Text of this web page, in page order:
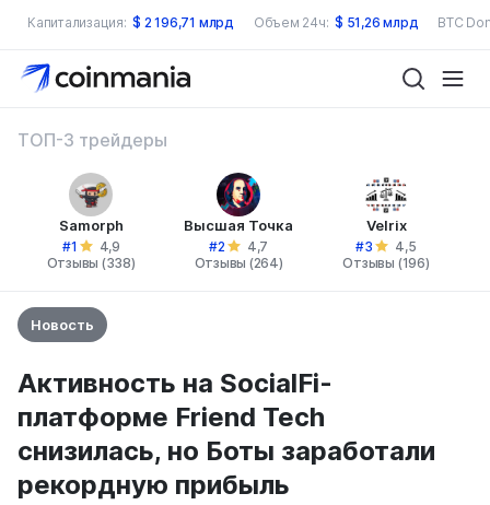
Капитализация: $ 2 196,71 млрд Объем 24ч: $ 51,26 млрд BTC
ТОП-3 трейдеры
Samorph
#1
4,9
Отзывы (338)
Высшая Точка
#2
4,7
Отзывы (264)
Velrix
#3
4,5
Отзывы (196)
Новость
Активность на SocialFi-
платформе Friend Tech
снизилась, но Боты заработали
рекордную прибыль